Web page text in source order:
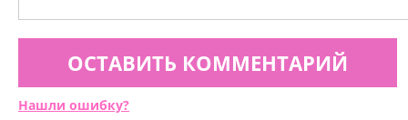
ОСТАВИТЬ КОММЕНТАРИЙ
Нашли ошибку?